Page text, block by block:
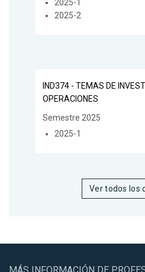
2025-1
2025-2
IND374 - TEMAS DE
OPERACIONES
Semestre 2025
2025-1
Ver todos los
MÁS INFORMACIÓN DE